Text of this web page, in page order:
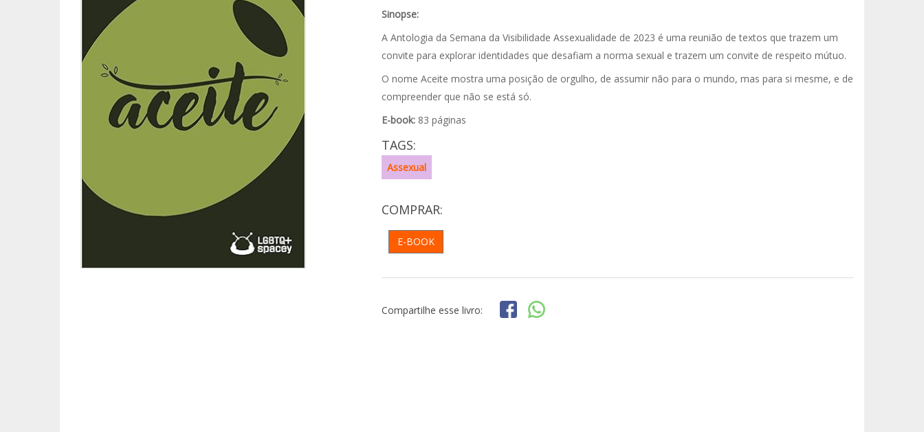
Sinopse:
A Antologia da Semana da Visibilidade Assexualidade de 2023 é uma reunião de textos que trazem um
convite para explorar identidades que desafiam a norma sexual e trazem um convite de respeito mútuo.
O nome Aceite mostra uma posição de orgulho, de assumir não para o mundo, mas para si mesme, e de
compreender que não se está só.
E-book: 83 páginas
TAGS:
Assexual
COMPRAR:
E-BOOK
Compartilhe esse livro: